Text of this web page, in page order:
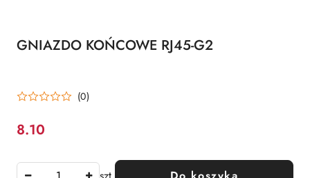
GNIAZDO KOŃCOWE RJ45-G2
(0)
Cena:
8.10